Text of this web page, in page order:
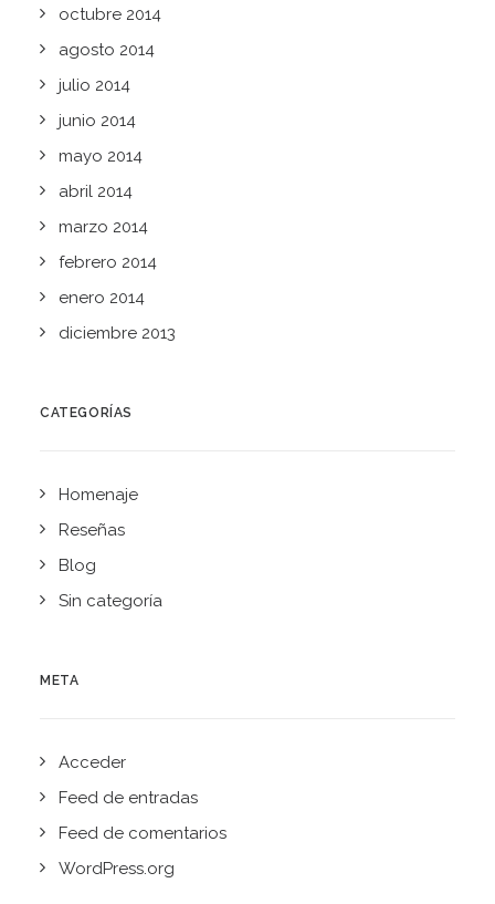
octubre 2014
agosto 2014
julio 2014
junio 2014
mayo 2014
abril 2014
marzo 2014
febrero 2014
enero 2014
diciembre 2013
CATEGORÍAS
Homenaje
Reseñas
Blog
Sin categoría
META
Acceder
Feed de entradas
Feed de comentarios
WordPress.org